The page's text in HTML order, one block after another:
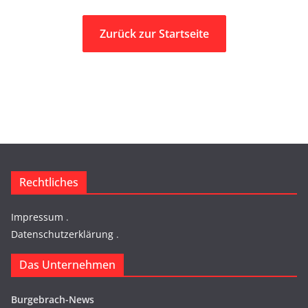
Zurück zur Startseite
Rechtliches
Impressum .
Datenschutzerklärung .
Das Unternehmen
Burgebrach-News